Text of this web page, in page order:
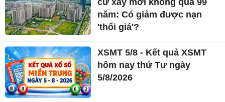
năm: Có giảm được nạn
'thổi giá'?
XSMT 5/8 - Kết quả XSMT
hôm nay thứ Tư ngày
5/8/2026